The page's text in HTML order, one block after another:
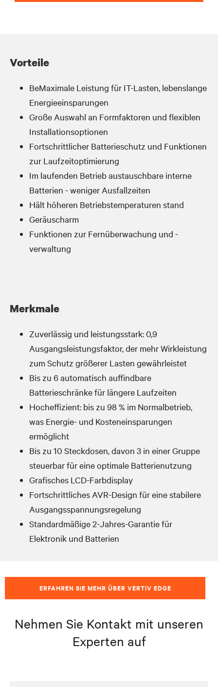
Vorteile
BeMaximale Leistung für IT-Lasten, lebenslange
Energieeinsparungen
Große Auswahl an Formfaktoren und flexiblen
Installationsoptionen
Fortschrittlicher Batterieschutz und Funktionen
zur Laufzeitoptimierung
Im laufenden Betrieb austauschbare interne
Batterien - weniger Ausfallzeiten
Hält höheren Betriebstemperaturen stand
Geräuscharm
Funktionen zur Fernüberwachung und -
verwaltung
Merkmale
Zuverlässig und leistungsstark: 0,9
Ausgangsleistungsfaktor, der mehr Wirkleistung
zum Schutz größerer Lasten gewährleistet
Bis zu 6 automatisch auffindbare
Batterieschränke für längere Laufzeiten
Hocheffizient: bis zu 98 % im Normalbetrieb,
was Energie- und Kosteneinsparungen
ermöglicht
Bis zu 10 Steckdosen, davon 3 in einer Gruppe
steuerbar für eine optimale Batterienutzung
Grafisches LCD-Farbdisplay
Fortschrittliches AVR-Design für eine stabilere
Ausgangsspannungsregelung
Standardmäßige 2-Jahres-Garantie für
Elektronik und Batterien
ERFAHREN SIE MEHR ÜBER VERTIV EDGE
Nehmen Sie Kontakt mit unseren
Experten auf